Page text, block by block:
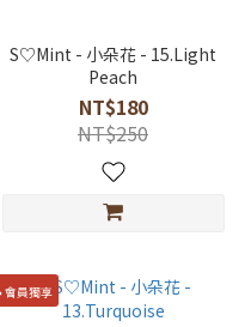
S♡Mint - 小朵花 - 15.Light
Peach
NT$180
NT$250
會員獨享